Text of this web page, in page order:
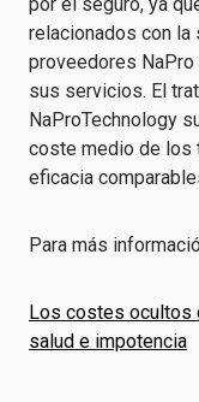
relacionados con la
proveedores
sus servicios. El
NaProTechnology
coste medio de los
eficacia
Para más
Los costes ocultos
salud e impotencia